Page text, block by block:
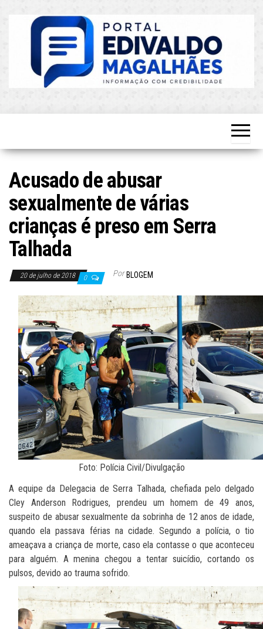
Atualizado!
Acusado de abusar
sexualmente de várias
crianças é preso em Serra
Talhada
20 de julho de 2018 0 Por BLOGEM
Foto: Polícia Civil/Divulgação
A equipe da Delegacia de Serra Talhada, chefiada pelo delgado
Cley Anderson Rodrigues, prendeu um homem de 49 anos,
suspeito de abusar sexualmente da sobrinha de 12 anos de idade,
quando ela passava férias na cidade. Segundo a polícia, o tio
ameaçava a criança de morte, caso ela contasse o que aconteceu
para alguém. A menina chegou a tentar suicídio, cortando os
pulsos, devido ao trauma sofrido.